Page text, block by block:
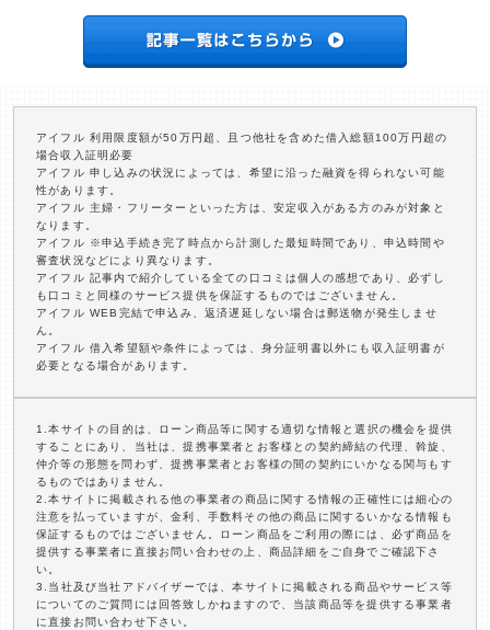
アイフル 利用限度額が50万円超、且つ他社を含めた借入総額100万円超の
場合収入証明必要
アイフル 申し込みの状況によっては、希望に沿った融資を得られない可能
性があります。
アイフル 主婦・フリーターといった方は、安定収入がある方のみが対象と
なります。
アイフル ※申込手続き完了時点から計測した最短時間であり、申込時間や
審査状況などにより異なります。
アイフル 記事内で紹介している全ての口コミは個人の感想であり、必ずし
も口コミと同様のサービス提供を保証するものではございません。
アイフル WEB完結で申込み、返済遅延しない場合は郵送物が発生しませ
ん。
アイフル 借入希望額や条件によっては、身分証明書以外にも収入証明書が
必要となる場合があります。
1.本サイトの目的は、ローン商品等に関する適切な情報と選択の機会を提供
することにあり、当社は、提携事業者とお客様との契約締結の代理、斡旋、
仲介等の形態を問わず、提携事業者とお客様の間の契約にいかなる関与もす
るものではありません。
2.本サイトに掲載される他の事業者の商品に関する情報の正確性には細心の
注意を払っていますが、金利、手数料その他の商品に関するいかなる情報も
保証するものではございません。ローン商品をご利用の際には、必ず商品を
提供する事業者に直接お問い合わせの上、商品詳細をご自身でご確認下さ
い。
3.当社及び当社アドバイザーでは、本サイトに掲載される商品やサービス等
についてのご質問には回答致しかねますので、当該商品等を提供する事業者
に直接お問い合わせ下さい。